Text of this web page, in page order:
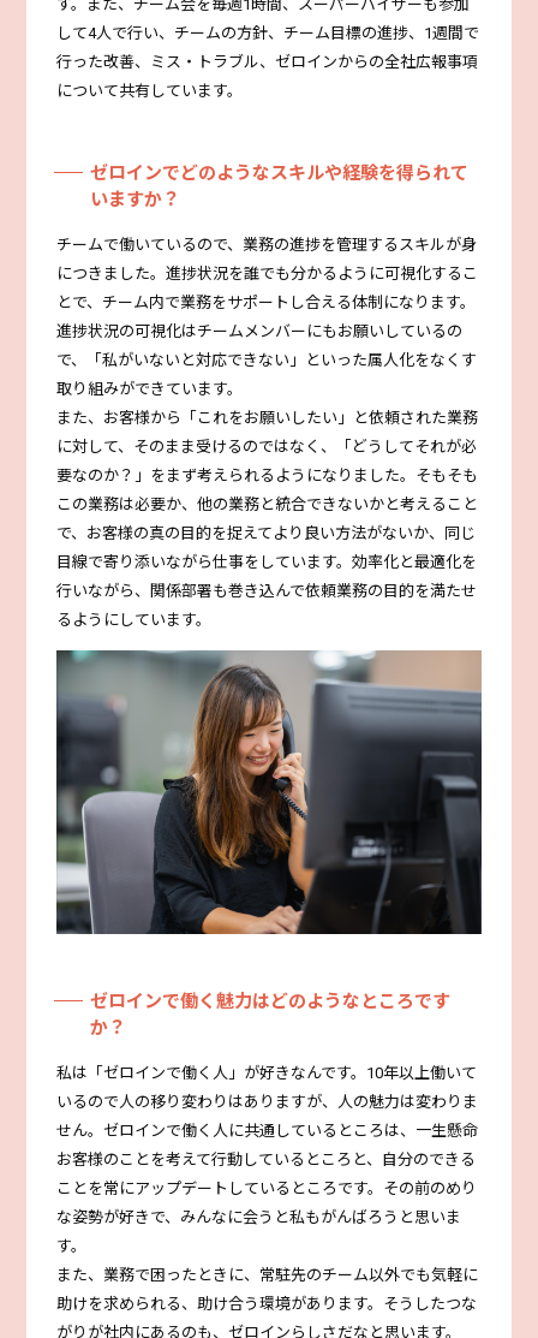
す。また、チーム会を毎週1時間、スーパーバイザーも参加
して4人で行い、チームの方針、チーム目標の進捗、1週間で
行った改善、ミス・トラブル、ゼロインからの全社広報事項
について共有しています。
ゼロインでどのようなスキルや経験を得られて
いますか？
チームで働いているので、業務の進捗を管理するスキルが身
につきました。進捗状況を誰でも分かるように可視化するこ
とで、チーム内で業務をサポートし合える体制になります。
進捗状況の可視化はチームメンバーにもお願いしているの
で、「私がいないと対応できない」といった属人化をなくす
取り組みができています。
また、お客様から「これをお願いしたい」と依頼された業務
に対して、そのまま受けるのではなく、「どうしてそれが必
要なのか？」をまず考えられるようになりました。そもそも
この業務は必要か、他の業務と統合できないかと考えること
で、お客様の真の目的を捉えてより良い方法がないか、同じ
目線で寄り添いながら仕事をしています。効率化と最適化を
行いながら、関係部署も巻き込んで依頼業務の目的を満たせ
るようにしています。
ゼロインで働く魅力はどのようなところです
か？
私は「ゼロインで働く人」が好きなんです。10年以上働いて
いるので人の移り変わりはありますが、人の魅力は変わりま
せん。ゼロインで働く人に共通しているところは、一生懸命
お客様のことを考えて行動しているところと、自分のできる
ことを常にアップデートしているところです。その前のめり
な姿勢が好きで、みんなに会うと私もがんばろうと思いま
す。
また、業務で困ったときに、常駐先のチーム以外でも気軽に
助けを求められる、助け合う環境があります。そうしたつな
がりが社内にあるのも、ゼロインらしさだなと思います。